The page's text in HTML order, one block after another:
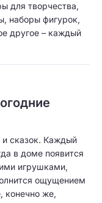
для творчества,
наборы фигурок,
другое – каждый
и сказок. Каждый
в доме появится
игрушками,
ощущением
конечно же,